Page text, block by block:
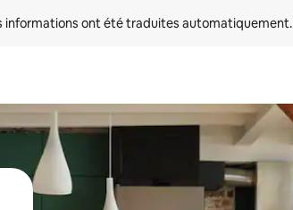
informations ont été traduites automatiquement.